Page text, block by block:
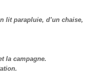
lit parapluie, d’un chaise,
la campagne.